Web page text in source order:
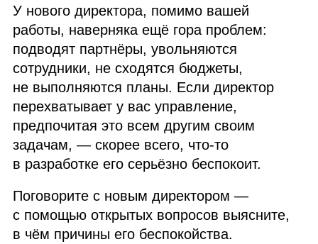
У нового директора, помимо вашей
работы, наверняка ещё гора проблем:
подводят партнёры, увольняются
сотрудники, не сходятся бюджеты,
не выполняются планы. Если директор
перехватывает у вас управление,
предпочитая это всем другим своим
задачам, — скорее всего, что‑то
в разработке его серьёзно беспокоит.
Поговорите с новым директором —
с помощью открытых вопросов выясните,
в чём причины его беспокойства.